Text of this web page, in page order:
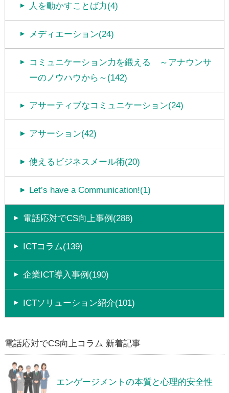
人を動かすことば力(4)
メディエーション(24)
コミュニケーション力を鍛える ～アナウンサ
ーのノウハウから～(142)
アサーティブなコミュニケーション(24)
アサーション(42)
使えるビジネスメール術(20)
Let’s have a Communication!(1)
電話応対でCS向上事例(288)
ICTコラム(139)
企業ICT導入事例(190)
ICTソリューション紹介(101)
電話応対でCS向上コラム 新着記事
エンゲージメントの本質と心理的安全性